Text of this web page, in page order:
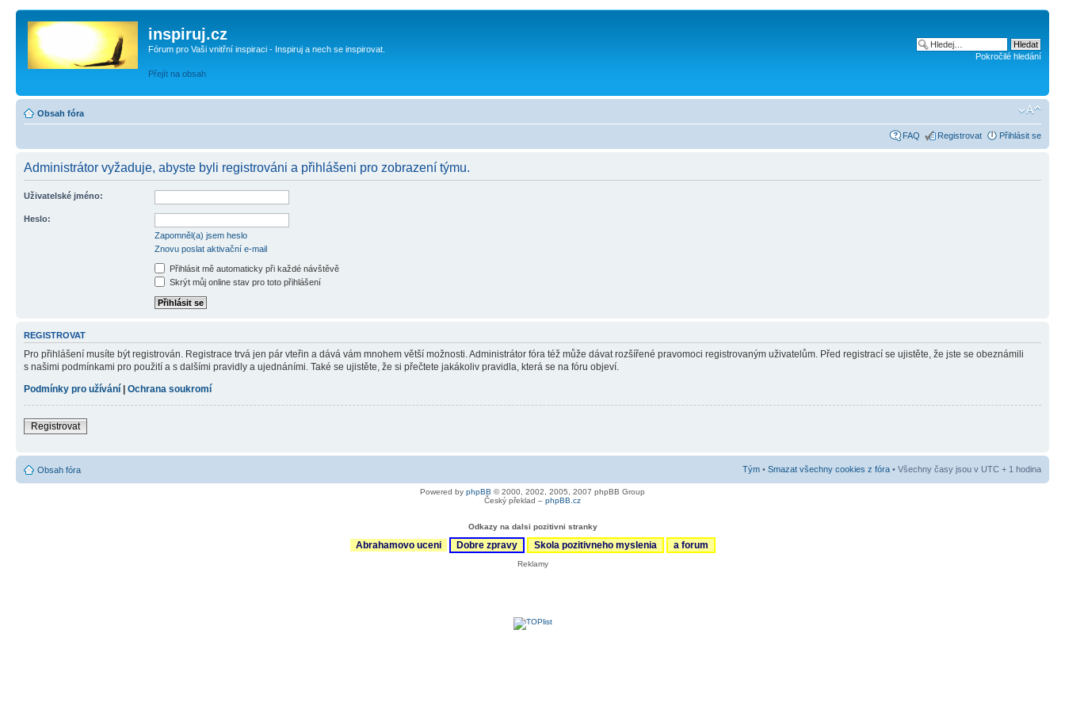
inspiruj.cz
Fórum pro Vaši vnitřní inspiraci - Inspiruj a nech se inspirovat.
Přejít na obsah
Pokročilé hledání
Obsah fóra
FAQ Registrovat Přihlásit se
Administrátor vyžaduje, abyste byli registrováni a přihlášeni pro zobrazení týmu.
Uživatelské jméno:
Heslo:
Zapomněl(a) jsem heslo
Znovu poslat aktivační e-mail
Přihlásit mě automaticky při každé návštěvě
Skrýt můj online stav pro toto přihlášení
REGISTROVAT
Pro přihlášení musíte být registrován. Registrace trvá jen pár vteřin a dává vám mnohem větší možnosti. Administrátor fóra též může dávat rozšířené pravomoci registrovaným uživatelům. Před registrací se ujistěte, že jste se obeznámili
s našimi podmínkami pro použití a s dalšími pravidly a ujednáními. Také se ujistěte, že si přečtete jakákoliv pravidla, která se na fóru objeví.
Podmínky pro užívání | Ochrana soukromí
Registrovat
Obsah fóra Tým • Smazat všechny cookies z fóra • Všechny časy jsou v UTC + 1 hodina
Powered by phpBB © 2000, 2002, 2005, 2007 phpBB Group
Český překlad – phpBB.cz
Odkazy na dalsi pozitivni stranky
Abrahamovo uceni Dobre zpravy Skola pozitivneho myslenia a forum
Reklamy